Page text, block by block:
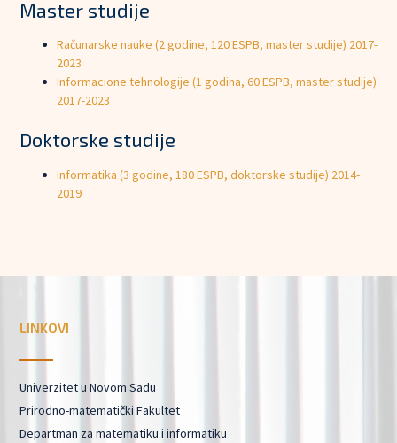
Master studije
Računarske nauke (2 godine, 120 ESPB, master studije) 2017-
2023
Informacione tehnologije (1 godina, 60 ESPB, master studije)
2017-2023
Doktorske studije
Informatika (3 godine, 180 ESPB, doktorske studije) 2014-
2019
LINKOVI
Univerzitet u Novom Sadu
Prirodno-matematički Fakultet
Departman za matematiku i informatiku